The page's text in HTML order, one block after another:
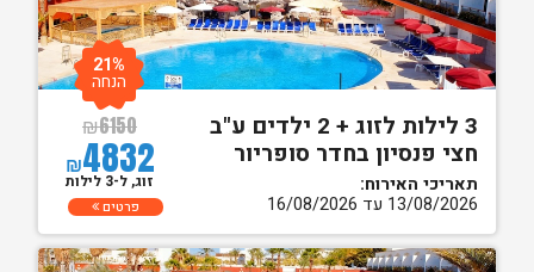
3 לילות לזוג + 2 ילדים ע"ב
חצי פנסיון בחדר סופריור
תאריכי האירוח:
13/08/2026 עד 16/08/2026
₪6150
₪4832
21%
הנחה
זוג, ל-3 לילות
פרטים